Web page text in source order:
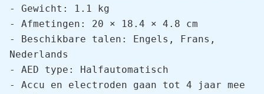
- Gewicht: 1.1 kg
- Afmetingen: 20 × 18.4 × 4.8 cm
- Beschikbare talen: Engels, Frans,
Nederlands
- AED type: Halfautomatisch
- Accu en electroden gaan tot 4 jaar mee